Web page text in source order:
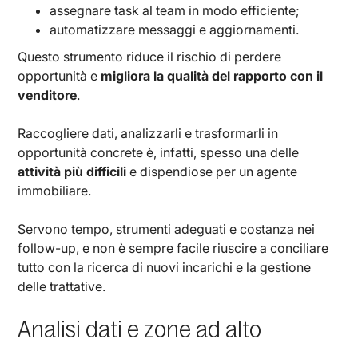
assegnare task al team in modo efficiente;
automatizzare messaggi e aggiornamenti.
Questo strumento riduce il rischio di perdere
opportunità e migliora la qualità del rapporto con il
venditore.
Raccogliere dati, analizzarli e trasformarli in
opportunità concrete è, infatti, spesso una delle
attività più difficili e dispendiose per un agente
immobiliare.
Servono tempo, strumenti adeguati e costanza nei
follow-up, e non è sempre facile riuscire a conciliare
tutto con la ricerca di nuovi incarichi e la gestione
delle trattative.
Analisi dati e zone ad alto